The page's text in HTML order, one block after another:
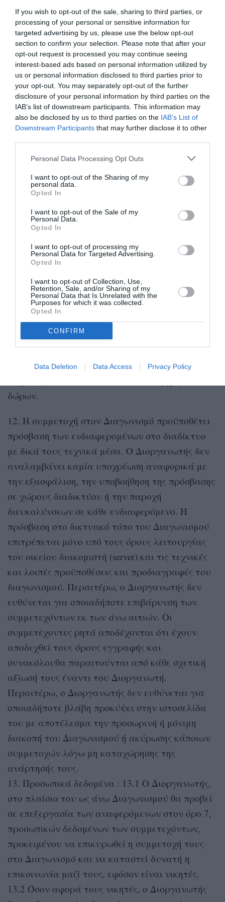
If you wish to opt-out of the sale, sharing to third parties, or
processing of your personal or sensitive information for
targeted advertising by us, please use the below opt-out
section to confirm your selection. Please note that after your
opt-out request is processed you may continue seeing
interest-based ads based on personal information utilized by
us or personal information disclosed to third parties prior to
your opt-out. You may separately opt-out of the further
disclosure of your personal information by third parties on the
IAB’s list of downstream participants. This information may
also be disclosed by us to third parties on the IAB’s List of
Downstream Participants that may further disclose it to other
Personal Data Processing Opt Outs
I want to opt-out of the Sharing of my
personal data.
Opted In
I want to opt-out of the Sale of my
Personal Data.
Opted In
I want to opt-out of processing my
Personal Data for Targeted Advertising.
Opted In
I want to opt-out of Collection, Use,
Retention, Sale, and/or Sharing of my
Personal Data that Is Unrelated with the
Purposes for which it was collected.
Opted In
CONFIRM
Data Deletion Data Access Privacy Policy
υστέρων.
10. Ο Διοργανωτής διατηρεί το δικαίωμα να
τροποποιήσει, ανακαλέσει, παρατείνει ή μειώσει
τη διάρκεια του Διαγωνισμού, χωρίς περαιτέρω
ειδοποίηση, κατά την κρίση του καθώς και να
τροποποιήσει τους όρους και τις ημερομηνίες
συμμετοχής ή /και να ματαιώσει τον
Διαγωνισμό. Ο Διοργανωτής διατηρεί την
ευχέρεια να ακυρώνει συμμετοχές με
αποτέλεσμα οι ενδιαφερόμενοι να μη
συμμετέχουν στο διαγωνισμό, και σε περίπτωση
που με την συμμετοχή τους προσβάλλουν την
εικόνα του Διοργανωτή ή τα κρατούντα ήθη και
απευθείας οιοδήποτε τυχόν προσβλητικό σχόλιο
με αντίστοιχη ενημέρωση. Οι συμμετέχοντες
οφείλουν να ενεργούν νόμιμα και μέσα στα
πλαίσια των χρηστών και συναλλακτικών ηθών.
Κατόπιν λήξης της διάρκειας του Διαγωνισμού,
κάθε υποχρέωση του Διοργανωτή παύει να
υφίσταται, και δεν διατηρεί οποιαδήποτε
υποχρέωση ή ευθύνης έναντι των
συμμετεχόντων.
11. Ο Διοργανωτής ουδεμία ευθύνη φέρει για
δώρων.
12. Η συμμετοχή στον Διαγωνισμό προϋποθέτει
πρόσβαση των ενδιαφερομένων στο διαδίκτυο
με δικά τους τεχνικά μέσα. O Διοργανωτής δεν
αναλαμβάνει καμία υποχρέωση αναφορικά με
την εξασφάλιση, την υποβοήθηση της πρόσβασης
σε χώρους διαδικτύου ή την παροχή
διευκολύνσεων σε κάθε ενδιαφερόμενο. Η
πρόσβαση στο δικτυακό τόπο του Διαγωνισμού
επιτρέπεται μόνο υπό τους όρους λειτουργίας
του οικείου διακομιστή (server) και τις τεχνικές
και λοιπές προϋποθέσεις και προδιαγραφές του
διαγωνισμού. Περαιτέρω, ο Διοργανωτής δεν
ευθύνεται για οποιαδήποτε επιβάρυνση των
συμμετεχόντων εκ των άνω αιτιών. Οι
συμμετέχοντες ρητά αποδέχονται ότι έχουν
αποδεχθεί τους όρους εγγραφής και
συνακόλουθα παραιτούνται από κάθε σχετική
αξίωσή τους έναντι του Διοργανωτή.
Περαιτέρω, ο Διοργανωτής δεν ευθύνεται για
οποιαδήποτε βλάβη προκύψει στην ιστοσελίδα
του με αποτέλεσμα την προσωρινή ή μόνιμη
διακοπή του Διαγωνισμού ή ακύρωσης κάποιων
συμμετοχών λόγω μη καταχώρησης της
ανάρτησής τους.
13. Προσωπικά δεδομένα : 13.1 Ο Διοργανωτής,
στο πλαίσιο του ως άνω Διαγωνισμού θα προβεί
σε επεξεργασία των αναφερόμενων στον όρο 7,
προσωπικών δεδομένων των συμμετεχόντων,
προκειμένου να επικυρωθεί η συμμετοχή τους
στο Διαγωνισμό και να καταστεί δυνατή η
επικοινωνία μαζί τους, εφόσον είναι νικητές.
13.2 Όσον αφορά τους νικητές, ο Διοργανωτής